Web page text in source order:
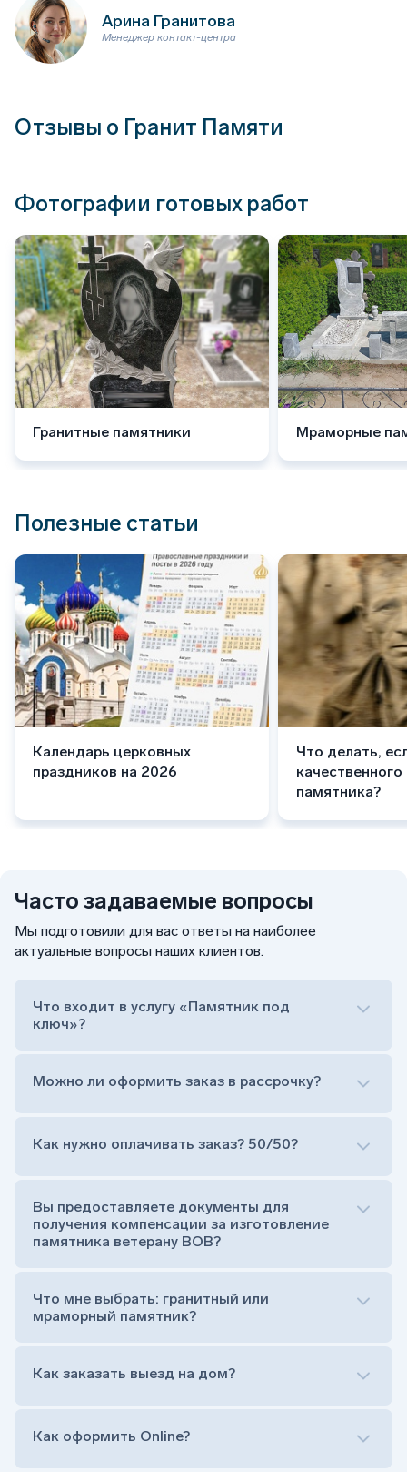
Арина Гранитова
Менеджер контакт-центра
Отзывы о Гранит Памяти
Фотографии готовых работ
Гранитные памятники Мраморные
Полезные статьи
Календарь церковных
праздников на 2026
Что делать,
памятника?
Часто задаваемые вопросы
Мы подготовили для вас ответы на наиболее
актуальные вопросы наших клиентов.
Что входит в услугу «Памятник под
ключ»?
Сам комплект памятника:
Тумба (постамент, на который при помощи
штыря устанавливается стела)
Цветник (обрамление могилки, бывает, что
Обработка и сверловка комплекта
Расположение символа веры (крестик или
на символ веры или вовсе портрет не рисовать)
прописной)
Можно ли оформить заказ в рассрочку?
Как нужно оплачивать заказ? 50/50?
Вы предоставляете документы для
получения компенсации за изготовление
памятника ветерану ВОВ?
Что мне выбрать: гранитный или
мраморный памятник?
Как заказать выезд на дом?
Как оформить Online?